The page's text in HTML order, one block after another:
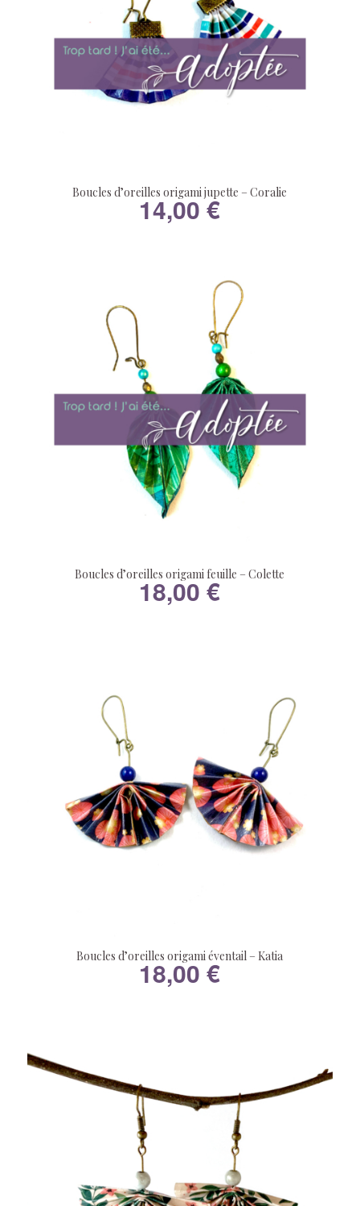
Boucles d’oreilles origami jupette – Coralie
14,00€
Boucles d’oreilles origami feuille – Colette
18,00€
Boucles d’oreilles origami éventail – Katia
18,00€